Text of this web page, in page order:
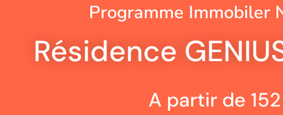
Programme Immobiler
Résidence
A partir de